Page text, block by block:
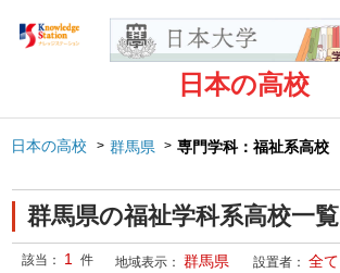
日本の高校
日本の高校 群馬県 専門学科：福祉系高校
群馬県の福祉学科系高校一覧
該当： 1 件 地域表示： 群馬県 設置者： 全て